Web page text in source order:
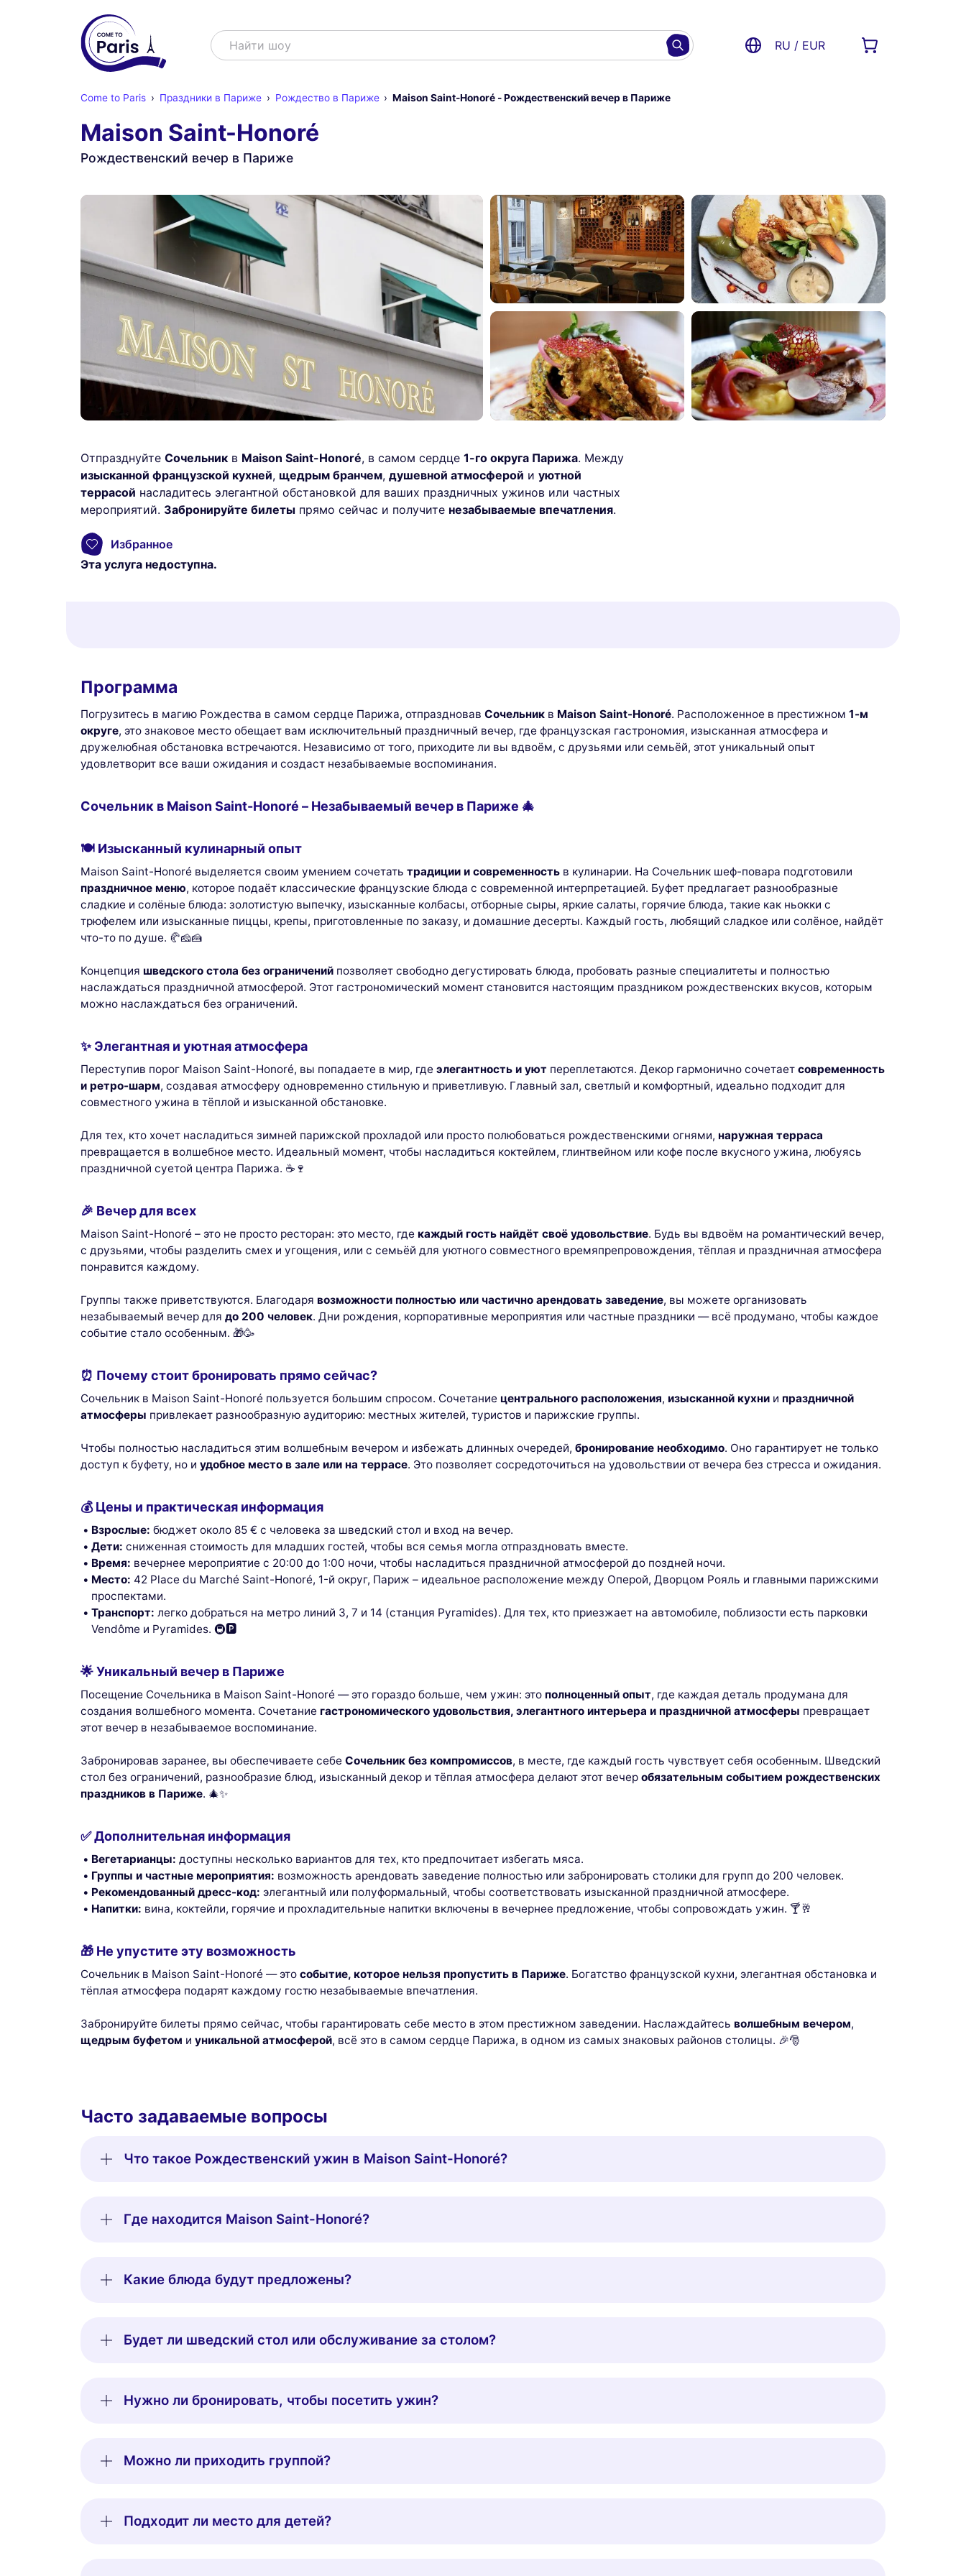
This website uses
cookies
audience, and personalize the ads shown to you. You can accept, reject or manage your
ПоискНайти шоу RU / EUR
Come to Paris Праздники в Париже Рождество в Париже Maison Saint-Honoré - Рождественский вечер в Париже
Maison Saint-Honoré
Рождественский вечер в Париже
Отпразднуйте Сочельник в Maison Saint-Honoré, в самом сердце 1-го округа Парижа. Между
изысканной французской кухней, щедрым бранчем, душевной атмосферой и уютной
террасой насладитесь элегантной обстановкой для ваших праздничных ужинов или частных
мероприятий. Забронируйте билеты прямо сейчас и получите незабываемые впечатления.
Избранное
Эта услуга недоступна.
Программа
Погрузитесь в магию Рождества в самом сердце Парижа, отпраздновав Сочельник в Maison Saint-Honoré. Расположенное в престижном 1-м
округе, это знаковое место обещает вам исключительный праздничный вечер, где французская гастрономия, изысканная атмосфера и
дружелюбная обстановка встречаются. Независимо от того, приходите ли вы вдвоём, с друзьями или семьёй, этот уникальный опыт
удовлетворит все ваши ожидания и создаст незабываемые воспоминания.
Сочельник в Maison Saint-Honoré – Незабываемый вечер в Париже 🎄
🍽 Изысканный кулинарный опыт
Maison Saint-Honoré выделяется своим умением сочетать традиции и современность в кулинарии. На Сочельник шеф-повара подготовили
праздничное меню, которое подаёт классические французские блюда с современной интерпретацией. Буфет предлагает разнообразные
сладкие и солёные блюда: золотистую выпечку, изысканные колбасы, отборные сыры, яркие салаты, горячие блюда, такие как ньокки с
трюфелем или изысканные пиццы, крепы, приготовленные по заказу, и домашние десерты. Каждый гость, любящий сладкое или солёное, найдёт
что-то по душе. 🥐🧀🍰
Концепция шведского стола без ограничений позволяет свободно дегустировать блюда, пробовать разные специалитеты и полностью
наслаждаться праздничной атмосферой. Этот гастрономический момент становится настоящим праздником рождественских вкусов, которым
можно наслаждаться без ограничений.
✨ Элегантная и уютная атмосфера
Переступив порог Maison Saint-Honoré, вы попадаете в мир, где элегантность и уют переплетаются. Декор гармонично сочетает современность
и ретро-шарм, создавая атмосферу одновременно стильную и приветливую. Главный зал, светлый и комфортный, идеально подходит для
совместного ужина в тёплой и изысканной обстановке.
Для тех, кто хочет насладиться зимней парижской прохладой или просто полюбоваться рождественскими огнями, наружная терраса
превращается в волшебное место. Идеальный момент, чтобы насладиться коктейлем, глинтвейном или кофе после вкусного ужина, любуясь
праздничной суетой центра Парижа. ☕🍷
🎉 Вечер для всех
Maison Saint-Honoré – это не просто ресторан: это место, где каждый гость найдёт своё удовольствие. Будь вы вдвоём на романтический вечер,
с друзьями, чтобы разделить смех и угощения, или с семьёй для уютного совместного времяпрепровождения, тёплая и праздничная атмосфера
понравится каждому.
Группы также приветствуются. Благодаря возможности полностью или частично арендовать заведение, вы можете организовать
незабываемый вечер для до 200 человек. Дни рождения, корпоративные мероприятия или частные праздники — всё продумано, чтобы каждое
событие стало особенным. 🎁🥳
⏰ Почему стоит бронировать прямо сейчас?
Сочельник в Maison Saint-Honoré пользуется большим спросом. Сочетание центрального расположения, изысканной кухни и праздничной
атмосферы привлекает разнообразную аудиторию: местных жителей, туристов и парижские группы.
Чтобы полностью насладиться этим волшебным вечером и избежать длинных очередей, бронирование необходимо. Оно гарантирует не только
доступ к буфету, но и удобное место в зале или на террасе. Это позволяет сосредоточиться на удовольствии от вечера без стресса и ожидания.
💰 Цены и практическая информация
Взрослые: бюджет около 85 € с человека за шведский стол и вход на вечер.
Дети: сниженная стоимость для младших гостей, чтобы вся семья могла отпраздновать вместе.
Время: вечернее мероприятие с 20:00 до 1:00 ночи, чтобы насладиться праздничной атмосферой до поздней ночи.
Место: 42 Place du Marché Saint-Honoré, 1-й округ, Париж – идеальное расположение между Оперой, Дворцом Рояль и главными парижскими
проспектами.
Транспорт: легко добраться на метро линий 3, 7 и 14 (станция Pyramides). Для тех, кто приезжает на автомобиле, поблизости есть парковки
Vendôme и Pyramides. 🚇🅿️
🌟 Уникальный вечер в Париже
Посещение Сочельника в Maison Saint-Honoré — это гораздо больше, чем ужин: это полноценный опыт, где каждая деталь продумана для
создания волшебного момента. Сочетание гастрономического удовольствия, элегантного интерьера и праздничной атмосферы превращает
этот вечер в незабываемое воспоминание.
Забронировав заранее, вы обеспечиваете себе Сочельник без компромиссов, в месте, где каждый гость чувствует себя особенным. Шведский
стол без ограничений, разнообразие блюд, изысканный декор и тёплая атмосфера делают этот вечер обязательным событием рождественских
праздников в Париже. 🎄✨
✅ Дополнительная информация
Вегетарианцы: доступны несколько вариантов для тех, кто предпочитает избегать мяса.
Группы и частные мероприятия: возможность арендовать заведение полностью или забронировать столики для групп до 200 человек.
Рекомендованный дресс-код: элегантный или полуформальный, чтобы соответствовать изысканной праздничной атмосфере.
Напитки: вина, коктейли, горячие и прохладительные напитки включены в вечернее предложение, чтобы сопровождать ужин. 🍸🥂
🎁 Не упустите эту возможность
Сочельник в Maison Saint-Honoré — это событие, которое нельзя пропустить в Париже. Богатство французской кухни, элегантная обстановка и
тёплая атмосфера подарят каждому гостю незабываемые впечатления.
Забронируйте билеты прямо сейчас, чтобы гарантировать себе место в этом престижном заведении. Наслаждайтесь волшебным вечером,
щедрым буфетом и уникальной атмосферой, всё это в самом сердце Парижа, в одном из самых знаковых районов столицы. 🎉🎅
Часто задаваемые вопросы
Что такое Рождественский ужин в Maison Saint-Honoré?
Где находится Maison Saint-Honoré?
Какие блюда будут предложены?
Будет ли шведский стол или обслуживание за столом?
Нужно ли бронировать, чтобы посетить ужин?
Можно ли приходить группой?
Подходит ли место для детей?